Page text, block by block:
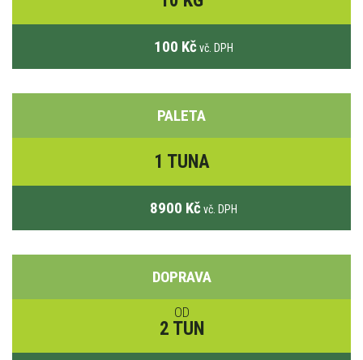
100 Kč vč. DPH
PALETA
1 TUNA
8900 Kč vč. DPH
DOPRAVA
OD
2 TUN